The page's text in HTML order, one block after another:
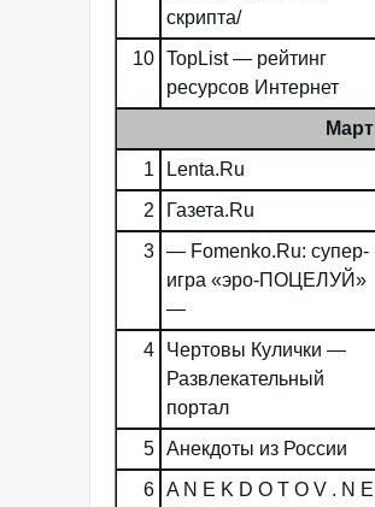
скрипта/
10 TopList — рейтинг
ресурсов Интернет
Март
1
Lenta.Ru
2
Газета.Ru
3 — Fomenko.Ru: супер-
игра «эро-ПОЦЕЛУЙ»
—
4
Чертовы Кулички —
Развлекательный
портал
5 Анекдоты из России
6 A N E K D O T O V . N E